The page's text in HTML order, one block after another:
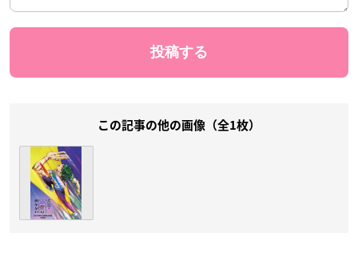
この記事の他の画像（全1枚）